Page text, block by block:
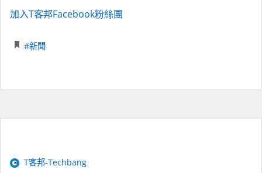
加入T客邦Facebook粉絲團
#新聞
T客邦-Techbang